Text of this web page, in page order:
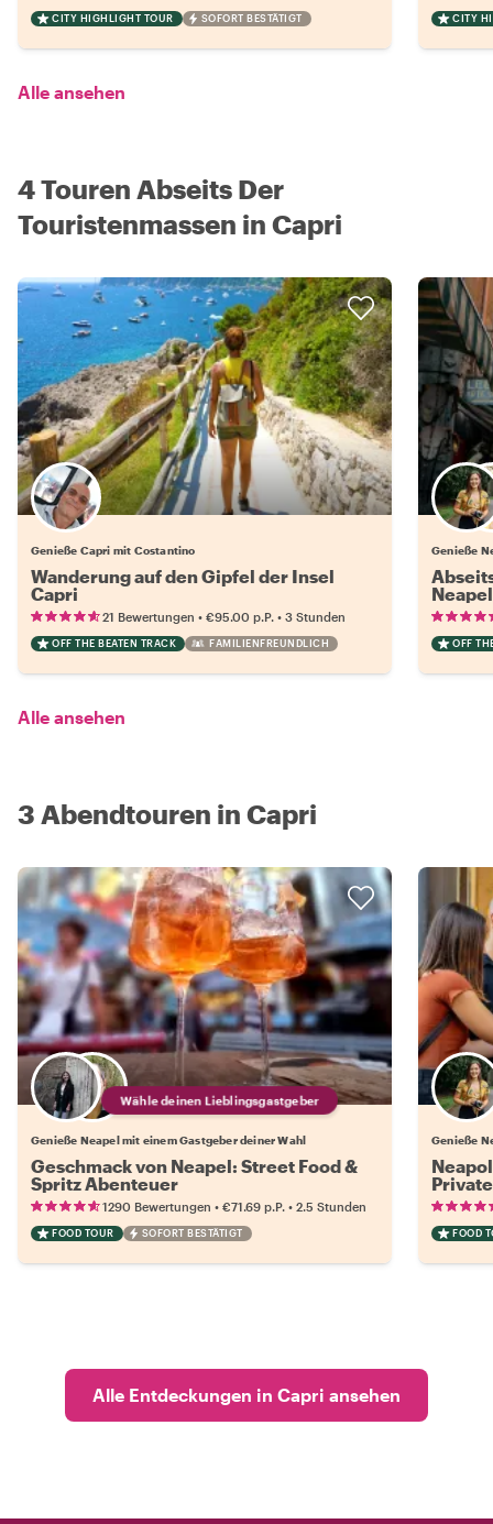
CITY HIGHLIGHT TOUR SOFORT BESTÄTIGT CITY
Alle ansehen
4 Touren Abseits Der
Touristenmassen in Capri
Genieße Capri mit Costantino
Wanderung auf den Gipfel der Insel
Capri
21 Bewertungen • €95.00 p.P. • 3 Stunden
OFF THE BEATEN TRACK FAMILIENFREUNDLICH
Genieße
OFF
Alle ansehen
3 Abendtouren in Capri
Wähle deinen Lieblingsgastgeber
Genieße Neapel mit einem Gastgeber deiner Wahl
Geschmack von Neapel: Street Food &
Spritz Abenteuer
1290 Bewertungen • €71.69 p.P. • 2.5 Stunden
FOOD TOUR SOFORT BESTÄTIGT
Genieße
FOOD
Alle Entdeckungen in Capri ansehen